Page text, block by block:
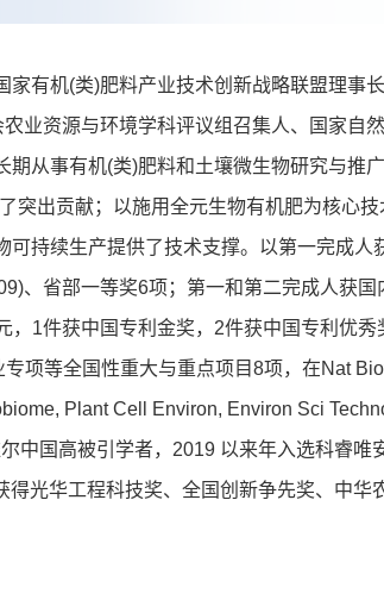
有机(类)肥料产业技术创新战略联盟理事
业资源与环境学科评议组召集人、国家自
从事有机(类)肥料和土壤微生物研究与推
突出贡献；以施用全元生物有机肥为核心技
持续生产提供了技术支撑。以第一完成人
、省部一等奖6项；第一和第二完成人获国
1件获中国专利金奖，2件获中国专利优秀
项等全国性重大与重点项目8项，在Nat
Plant Cell Environ, Environ Sci
中国高被引学者，2019 以来年入选科睿唯
光华工程科技奖、全国创新争先奖、中华